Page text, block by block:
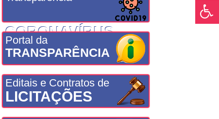
CORONAVÍRUS
Portal da
TRANSPARÊNCIA
Editais e Contratos de
LICITAÇÕES